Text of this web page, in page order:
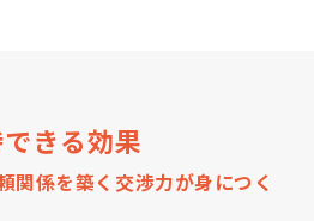
きる効果
関係を築く交渉力が身につく